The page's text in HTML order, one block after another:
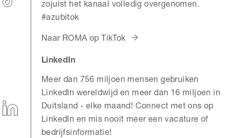
zojuist het kanaal volledig overgenomen.
#azubitok
Naar ROMA op TikTok
LinkedIn
Meer dan 756 miljoen mensen gebruiken
LinkedIn wereldwijd en meer dan 16 miljoen in
Duitsland - elke maand! Connect met ons op
LinkedIn en mis nooit meer een vacature of
bedrijfsinformatie!